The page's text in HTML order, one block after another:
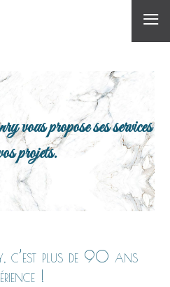
≡
propose ses services
projets.
c’est plus de 90 ans
!